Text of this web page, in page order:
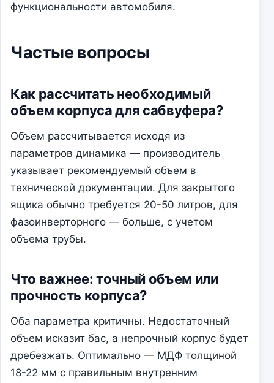
функциональности автомобиля.
Частые вопросы
Как рассчитать необходимый
объем корпуса для сабвуфера?
Объем рассчитывается исходя из
параметров динамика — производитель
указывает рекомендуемый объем в
технической документации. Для закрытого
ящика обычно требуется 20-50 литров, для
фазоинверторного — больше, с учетом
объема трубы.
Что важнее: точный объем или
прочность корпуса?
Оба параметра критичны. Недостаточный
объем исказит бас, а непрочный корпус будет
дребезжать. Оптимально — МДФ толщиной
18-22 мм с правильным внутренним